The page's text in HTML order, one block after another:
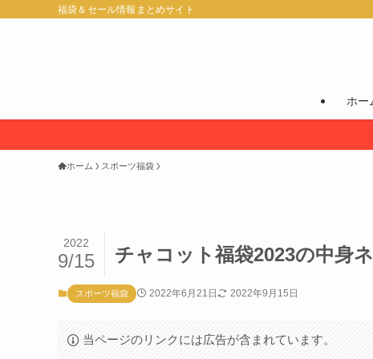
福袋＆セール情報まとめサイト
ホー
ホーム スポーツ福袋
チャコット福袋2023の中身
2022
9/15
スポーツ福袋 2022年6月21日 2022年9月15日
当ページのリンクには広告が含まれています。